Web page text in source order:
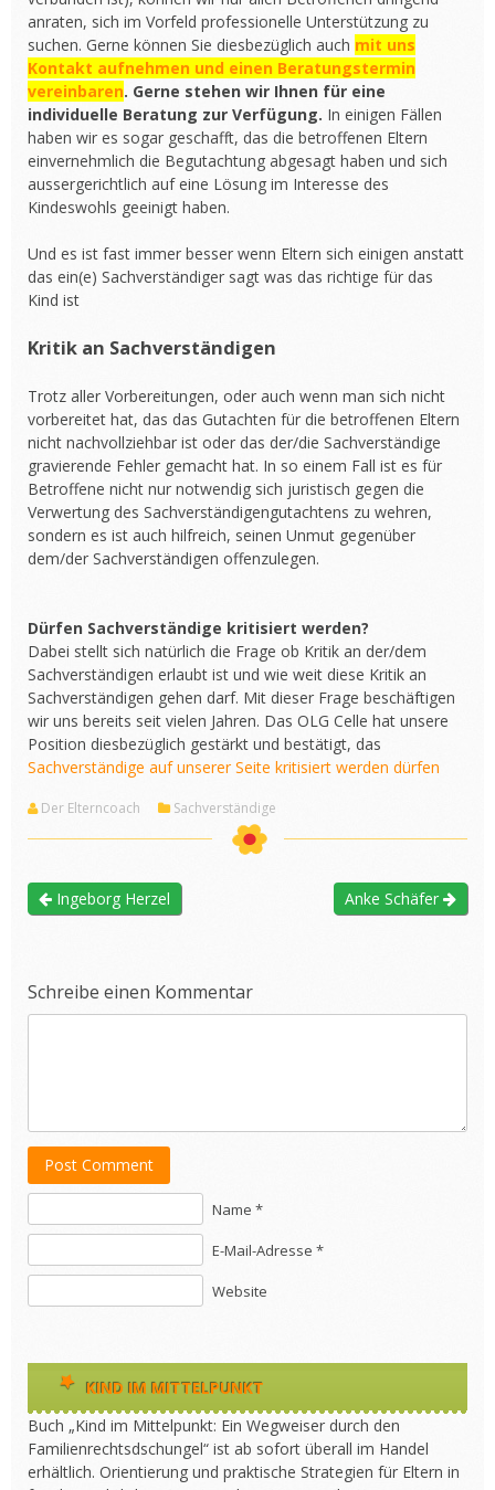
anraten, sich im Vorfeld professionelle Unterstützung zu
suchen. Gerne können Sie diesbezüglich auch mit uns
Kontakt aufnehmen und einen Beratungstermin
vereinbaren. Gerne stehen wir Ihnen für eine
individuelle Beratung zur Verfügung. In einigen Fällen
haben wir es sogar geschafft, das die betroffenen Eltern
einvernehmlich die Begutachtung abgesagt haben und sich
aussergerichtlich auf eine Lösung im Interesse des
Kindeswohls geeinigt haben.
Und es ist fast immer besser wenn Eltern sich einigen anstatt
das ein(e) Sachverständiger sagt was das richtige für das
Kind ist
Kritik an Sachverständigen
Trotz aller Vorbereitungen, oder auch wenn man sich nicht
vorbereitet hat, das das Gutachten für die betroffenen Eltern
nicht nachvollziehbar ist oder das der/die Sachverständige
gravierende Fehler gemacht hat. In so einem Fall ist es für
Betroffene nicht nur notwendig sich juristisch gegen die
Verwertung des Sachverständigengutachtens zu wehren,
sondern es ist auch hilfreich, seinen Unmut gegenüber
dem/der Sachverständigen offenzulegen.
Dürfen Sachverständige kritisiert werden?
Dabei stellt sich natürlich die Frage ob Kritik an der/dem
Sachverständigen erlaubt ist und wie weit diese Kritik an
Sachverständigen gehen darf. Mit dieser Frage beschäftigen
wir uns bereits seit vielen Jahren. Das OLG Celle hat unsere
Position diesbezüglich gestärkt und bestätigt, das
Sachverständige auf unserer Seite kritisiert werden dürfen
Der Elterncoach Sachverständige
Ingeborg Herzel Anke Schäfer
Schreibe einen Kommentar
Post Comment
Name *
E-Mail-Adresse *
Website
KIND IM MITTELPUNKT
Buch „Kind im Mittelpunkt: Ein Wegweiser durch den
Familienrechtsdschungel“ ist ab sofort überall im Handel
erhältlich. Orientierung und praktische Strategien für Eltern in